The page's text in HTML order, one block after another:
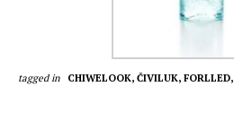
tagged in CHIWELOOK, ČIVILUK, FORLLED,